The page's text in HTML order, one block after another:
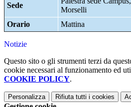
Sede
Morselli
Orario
Mattina
Notizie
Questo sito o gli strumenti terzi da
cookie necessari al funzionamento ed
COOKIE POLICY.
Personalizza Rifiuta tutti i cookies